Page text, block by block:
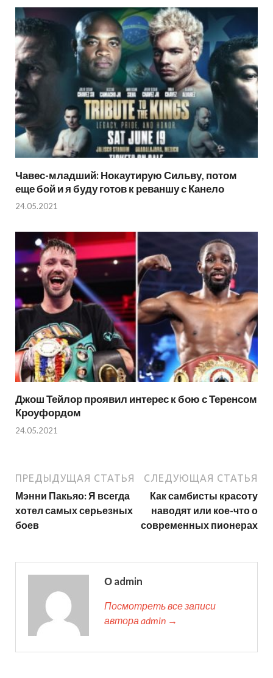
Чавес-младший: Нокаутирую Сильву, потом
еще бой и я буду готов к реваншу с Канело
24.05.2021
Джош Тейлор проявил интерес к бою с Теренсом
Кроуфордом
24.05.2021
ПРЕДЫДУЩАЯ СТАТЬЯ
Мэнни Пакьяо: Я всегда
хотел самых серьезных
боев
СЛЕДУЮЩАЯ СТАТЬЯ
Как самбисты красоту
наводят или кое-что о
современных пионерах
О admin
Посмотреть все записи
автора admin →